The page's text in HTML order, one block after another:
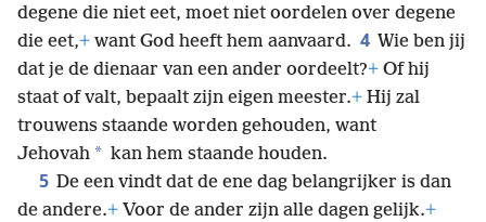
degene die niet eet, moet niet oordelen over degene
die eet,+ want God heeft hem aanvaard. 4 Wie ben jij
dat je de dienaar van een ander oordeelt?+ Of hij
staat of valt, bepaalt zijn eigen meester.+ Hij zal
trouwens staande worden gehouden, want
Jehovah * kan hem staande houden.
5 De een vindt dat de ene dag belangrijker is dan
de andere.+ Voor de ander zijn alle dagen gelijk.+